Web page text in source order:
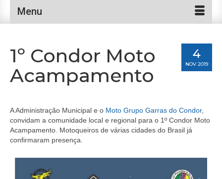
Menu
4
NOV 2019
1º Condor Moto
Acampamento
A Administração Municipal e o Moto Grupo Garras do Condor,
convidam a comunidade local e regional para o 1º Condor Moto
Acampamento. Motoqueiros de várias cidades do Brasil já
confirmaram presença.